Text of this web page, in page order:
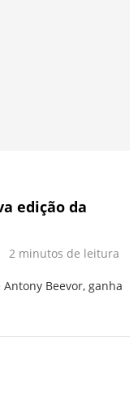
edição da
2 minutos de leitura
Beevor, ganha